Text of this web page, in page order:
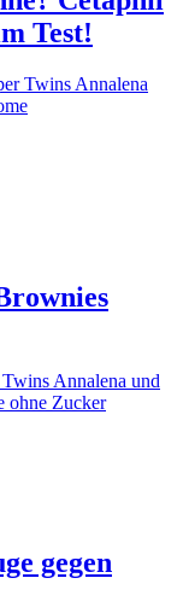
Test!
Twins Annalena
Twins Annalena und
ohne Zucker
gegen